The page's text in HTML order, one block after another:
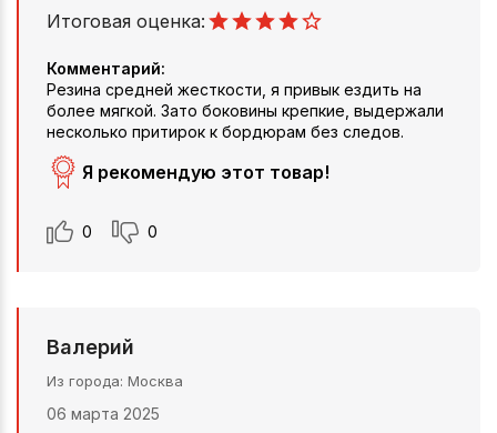
Итоговая оценка:
Комментарий:
Резина средней жесткости, я привык ездить на
более мягкой. Зато боковины крепкие, выдержали
несколько притирок к бордюрам без следов.
Я рекомендую этот товар!
0 0
Валерий
Из города Москва
06 марта 2025